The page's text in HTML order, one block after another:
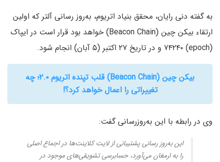
به گفته دنی رایان، محقق بنیاد اتریوم، به‌روز رسانی آلتر که اولین
ارتقاء بیکن چین (Beacon Chain) خواهد بود قرار است در ایپاک
(epoch) ۷۴۲۴۰ و در تاریخ ۲۷ اکتبر (۵ آبان) انجام شود.
بیکن چین (Beacon Chain) قلب تپنده اتریوم ۲.۰؛ چه
تغییراتی را اعمال خواهد کرد؟!
وی در رابطه با این به‌روزرسانی گفت:
این به‌روز رسانی پشتیبانی از لایت کلاینت‌ها در اجماع اصلی
را به ارمغان می‌آورد، حسابرسی تشویقی‌های موجود در